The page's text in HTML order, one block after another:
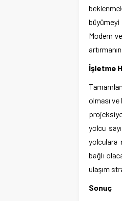
Modern
İşletme
olması
yolcu
yolculara
bağlı
ulaşım
Sonuç